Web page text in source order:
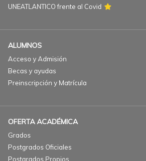
UNEATLANTICO frente al Covid
ALUMNOS
Acceso y Admisión
Becas y ayudas
Preinscripción y Matrícula
OFERTA ACADÉMICA
Grados
Postgrados Oficiales
Postgrados Propios